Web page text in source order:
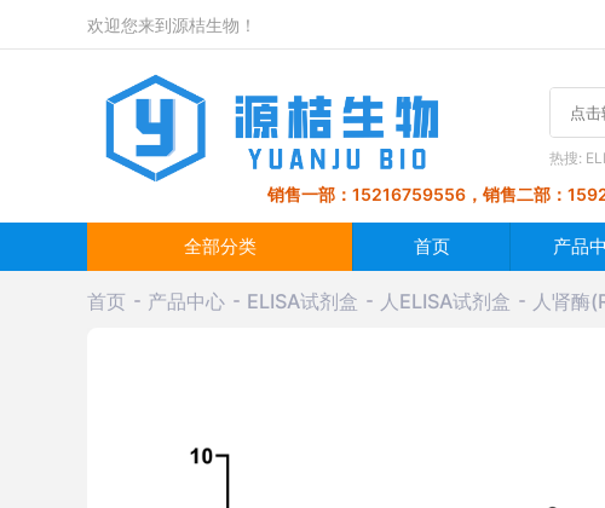
欢迎您来到源桔生物！
热搜:
销售一部：15216759556，销售二部：
全部分类 首页 产品
首页 产品中心 ELISA试剂盒 人ELISA试剂盒 人肾酶